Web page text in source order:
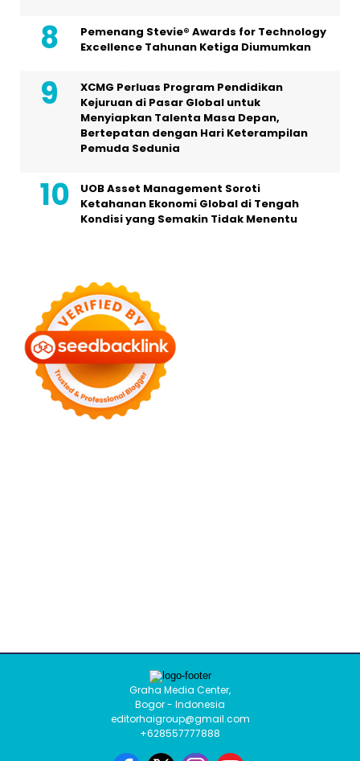
Pemenang Stevie® Awards for Technology
Excellence Tahunan Ketiga Diumumkan
XCMG Perluas Program Pendidikan
Kejuruan di Pasar Global untuk
Menyiapkan Talenta Masa Depan,
Bertepatan dengan Hari Keterampilan
Pemuda Sedunia
UOB Asset Management Soroti
Ketahanan Ekonomi Global di Tengah
Kondisi yang Semakin Tidak Menentu
Graha Media Center,
Bogor - Indonesia
editorhaigroup@gmail.com
+628557777888